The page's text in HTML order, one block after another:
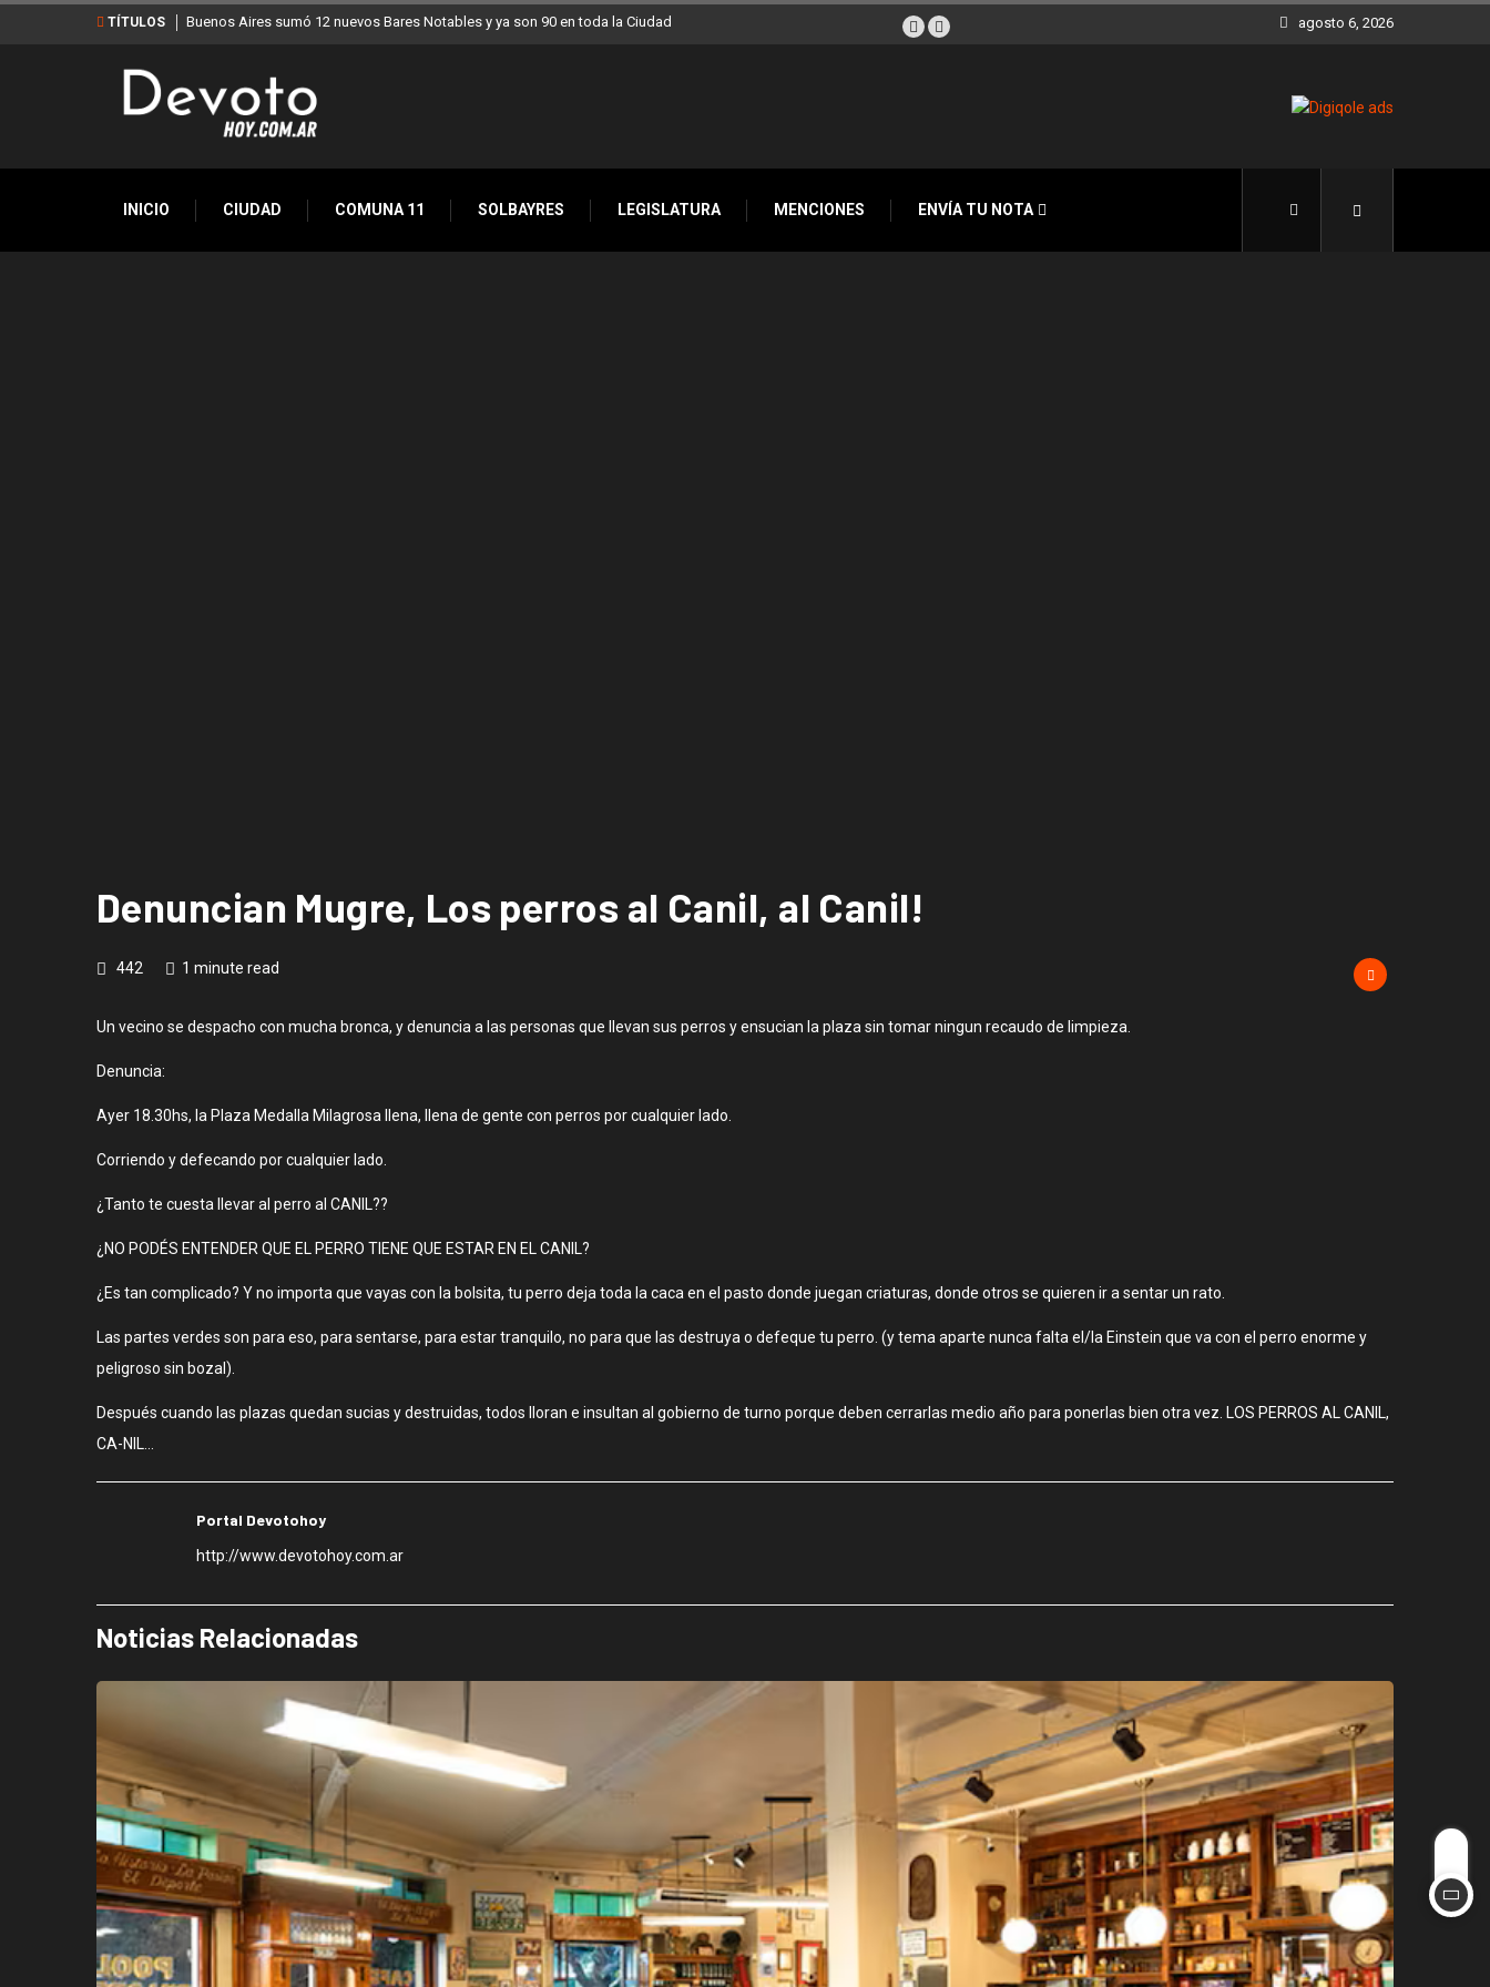
TÍTULOS Buenos Aires sumó 12 nuevos Bares Notables y ya son 90 en toda la Ciudad agosto 6, 2026
INICIO CIUDAD COMUNA 11 SOLBAYRES LEGISLATURA MENCIONES ENVÍA TU NOTA
Denuncian Mugre, Los perros al Canil, al Canil!
442 1 minute read
Un vecino se despacho con mucha bronca, y denuncia a las personas que llevan sus perros y ensucian la plaza sin tomar ningun recaudo de limpieza.
Denuncia:
Ayer 18.30hs, la Plaza Medalla Milagrosa llena, llena de gente con perros por cualquier lado.
Corriendo y defecando por cualquier lado.
¿Tanto te cuesta llevar al perro al CANIL??
¿NO PODÉS ENTENDER QUE EL PERRO TIENE QUE ESTAR EN EL CANIL?
¿Es tan complicado? Y no importa que vayas con la bolsita, tu perro deja toda la caca en el pasto donde juegan criaturas, donde otros se quieren ir a sentar un rato.
Las partes verdes son para eso, para sentarse, para estar tranquilo, no para que las destruya o defeque tu perro. (y tema aparte nunca falta el/la Einstein que va con el perro enorme y
peligroso sin bozal).
Después cuando las plazas quedan sucias y destruidas, todos lloran e insultan al gobierno de turno porque deben cerrarlas medio año para ponerlas bien otra vez. LOS PERROS AL CANIL,
CA-NIL…
Portal Devotohoy
http://www.devotohoy.com.ar
Noticias Relacionadas